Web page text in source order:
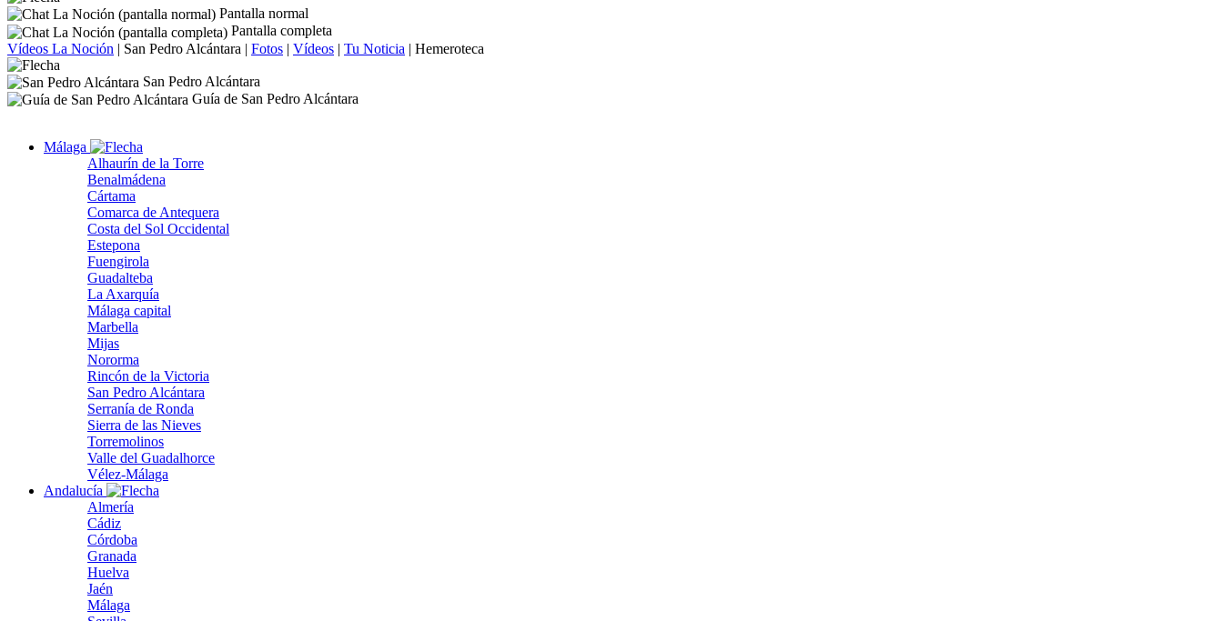
Pantalla normal
Pantalla completa
Vídeos La Noción | San Pedro Alcántara | Fotos | Vídeos | Tu Noticia | Hemeroteca
San Pedro Alcántara
Guía de San Pedro Alcántara
Málaga
Alhaurín de la Torre
Benalmádena
Cártama
Comarca de Antequera
Costa del Sol Occidental
Estepona
Fuengirola
Guadalteba
La Axarquía
Málaga capital
Marbella
Mijas
Nororma
Rincón de la Victoria
San Pedro Alcántara
Serranía de Ronda
Sierra de las Nieves
Torremolinos
Valle del Guadalhorce
Vélez-Málaga
Andalucía
Almería
Cádiz
Córdoba
Granada
Huelva
Jaén
Málaga